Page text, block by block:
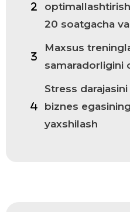
20 soatgacha
Maxsus
samaradorligini
Stress
biznes
yaxshilash